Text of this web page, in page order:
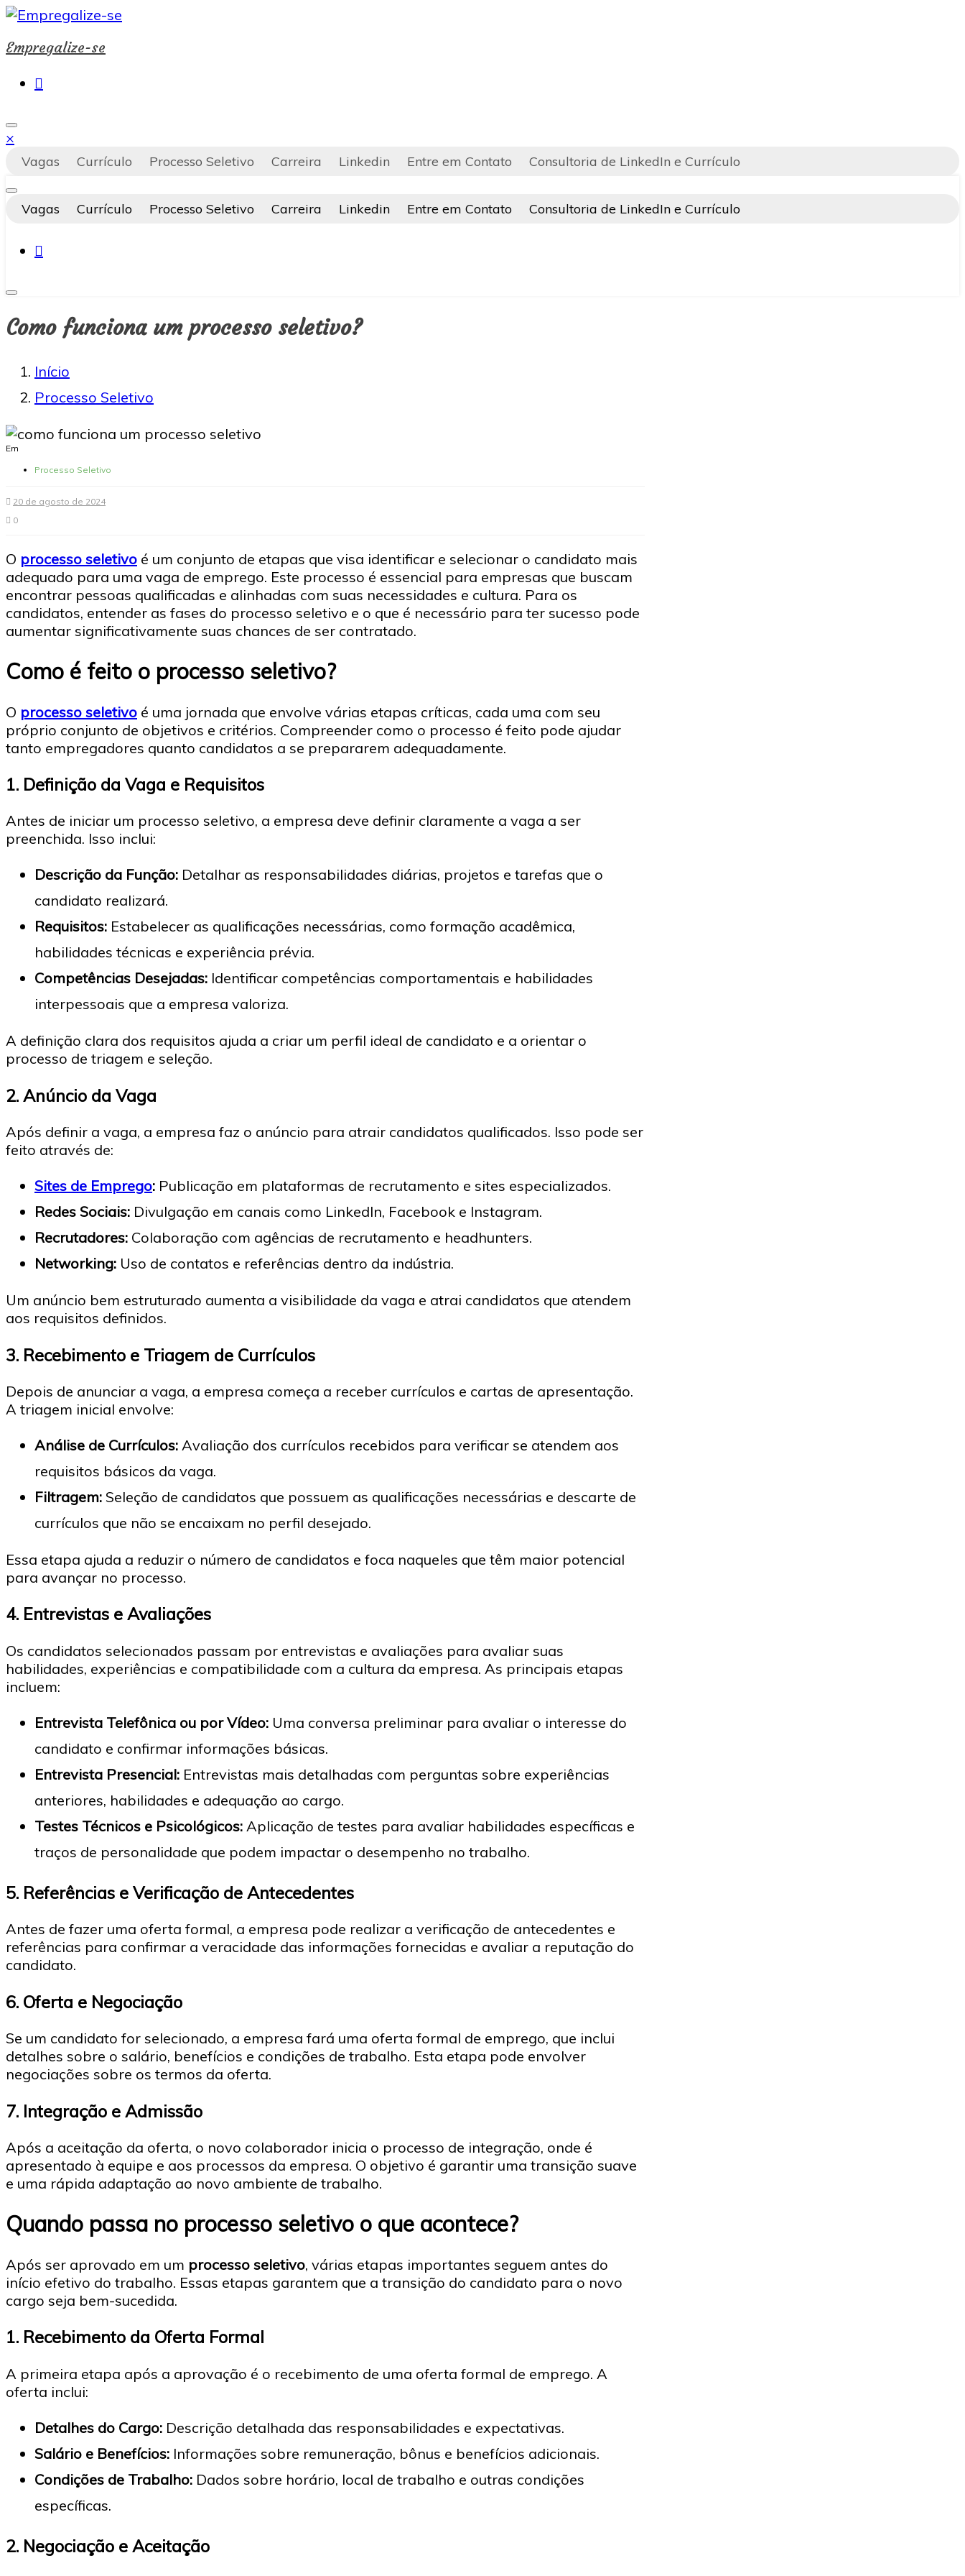
Pular
o
Empregalize-se
×
Vagas Currículo Processo Seletivo Carreira Linkedin Entre em Contato Consultoria de LinkedIn e Currículo
Vagas Currículo Processo Seletivo Carreira Linkedin Entre em Contato Consultoria de LinkedIn e Currículo
Como funciona um processo seletivo?
Início
Processo Seletivo
Em
Processo Seletivo
20 de agosto de 2024
0
O processo seletivo é um conjunto de etapas que visa identificar e selecionar o candidato mais
adequado para uma vaga de emprego. Este processo é essencial para empresas que buscam
encontrar pessoas qualificadas e alinhadas com suas necessidades e cultura. Para os
candidatos, entender as fases do processo seletivo e o que é necessário para ter sucesso pode
aumentar significativamente suas chances de ser contratado.
Como é feito o processo seletivo?
O processo seletivo é uma jornada que envolve várias etapas críticas, cada uma com seu
próprio conjunto de objetivos e critérios. Compreender como o processo é feito pode ajudar
tanto empregadores quanto candidatos a se prepararem adequadamente.
1. Definição da Vaga e Requisitos
Antes de iniciar um processo seletivo, a empresa deve definir claramente a vaga a ser
preenchida. Isso inclui:
Descrição da Função: Detalhar as responsabilidades diárias, projetos e tarefas que o
candidato realizará.
Requisitos: Estabelecer as qualificações necessárias, como formação acadêmica,
habilidades técnicas e experiência prévia.
Competências Desejadas: Identificar competências comportamentais e habilidades
interpessoais que a empresa valoriza.
A definição clara dos requisitos ajuda a criar um perfil ideal de candidato e a orientar o
processo de triagem e seleção.
2. Anúncio da Vaga
Após definir a vaga, a empresa faz o anúncio para atrair candidatos qualificados. Isso pode ser
feito através de:
Sites de Emprego: Publicação em plataformas de recrutamento e sites especializados.
Redes Sociais: Divulgação em canais como LinkedIn, Facebook e Instagram.
Recrutadores: Colaboração com agências de recrutamento e headhunters.
Networking: Uso de contatos e referências dentro da indústria.
Um anúncio bem estruturado aumenta a visibilidade da vaga e atrai candidatos que atendem
aos requisitos definidos.
3. Recebimento e Triagem de Currículos
Depois de anunciar a vaga, a empresa começa a receber currículos e cartas de apresentação.
A triagem inicial envolve:
Análise de Currículos: Avaliação dos currículos recebidos para verificar se atendem aos
requisitos básicos da vaga.
Filtragem: Seleção de candidatos que possuem as qualificações necessárias e descarte de
currículos que não se encaixam no perfil desejado.
Essa etapa ajuda a reduzir o número de candidatos e foca naqueles que têm maior potencial
para avançar no processo.
4. Entrevistas e Avaliações
Os candidatos selecionados passam por entrevistas e avaliações para avaliar suas
habilidades, experiências e compatibilidade com a cultura da empresa. As principais etapas
incluem:
Entrevista Telefônica ou por Vídeo: Uma conversa preliminar para avaliar o interesse do
candidato e confirmar informações básicas.
Entrevista Presencial: Entrevistas mais detalhadas com perguntas sobre experiências
anteriores, habilidades e adequação ao cargo.
Testes Técnicos e Psicológicos: Aplicação de testes para avaliar habilidades específicas e
traços de personalidade que podem impactar o desempenho no trabalho.
5. Referências e Verificação de Antecedentes
Antes de fazer uma oferta formal, a empresa pode realizar a verificação de antecedentes e
referências para confirmar a veracidade das informações fornecidas e avaliar a reputação do
candidato.
6. Oferta e Negociação
Se um candidato for selecionado, a empresa fará uma oferta formal de emprego, que inclui
detalhes sobre o salário, benefícios e condições de trabalho. Esta etapa pode envolver
negociações sobre os termos da oferta.
7. Integração e Admissão
Após a aceitação da oferta, o novo colaborador inicia o processo de integração, onde é
apresentado à equipe e aos processos da empresa. O objetivo é garantir uma transição suave
e uma rápida adaptação ao novo ambiente de trabalho.
Quando passa no processo seletivo o que acontece?
Após ser aprovado em um processo seletivo, várias etapas importantes seguem antes do
início efetivo do trabalho. Essas etapas garantem que a transição do candidato para o novo
cargo seja bem-sucedida.
1. Recebimento da Oferta Formal
A primeira etapa após a aprovação é o recebimento de uma oferta formal de emprego. A
oferta inclui:
Detalhes do Cargo: Descrição detalhada das responsabilidades e expectativas.
Salário e Benefícios: Informações sobre remuneração, bônus e benefícios adicionais.
Condições de Trabalho: Dados sobre horário, local de trabalho e outras condições
específicas.
2. Negociação e Aceitação